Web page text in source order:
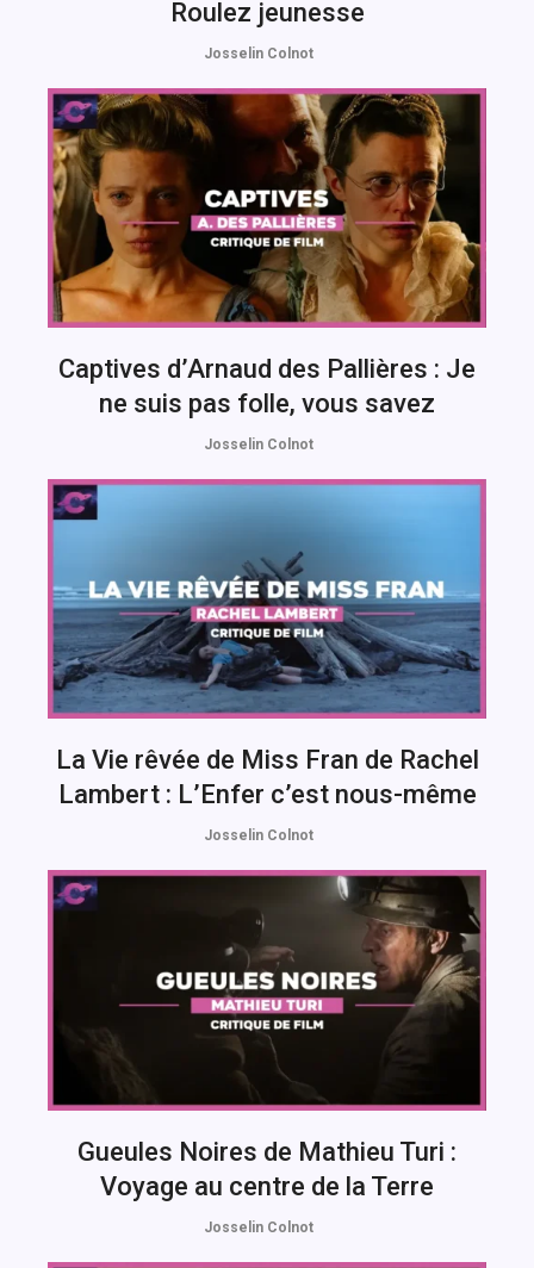
Roulez jeunesse
Josselin Colnot
Captives d’Arnaud des Pallières : Je
ne suis pas folle, vous savez
Josselin Colnot
La Vie rêvée de Miss Fran de Rachel
Lambert : L’Enfer c’est nous-même
Josselin Colnot
Gueules Noires de Mathieu Turi :
Voyage au centre de la Terre
Josselin Colnot